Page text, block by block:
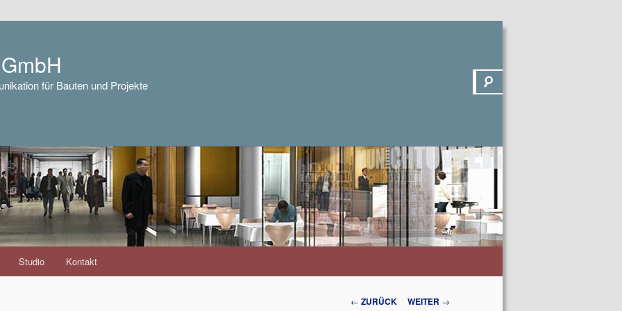
für Bauten und Projekte
Studio Kontakt
Beitrags-
← ZURÜCK WEITER →